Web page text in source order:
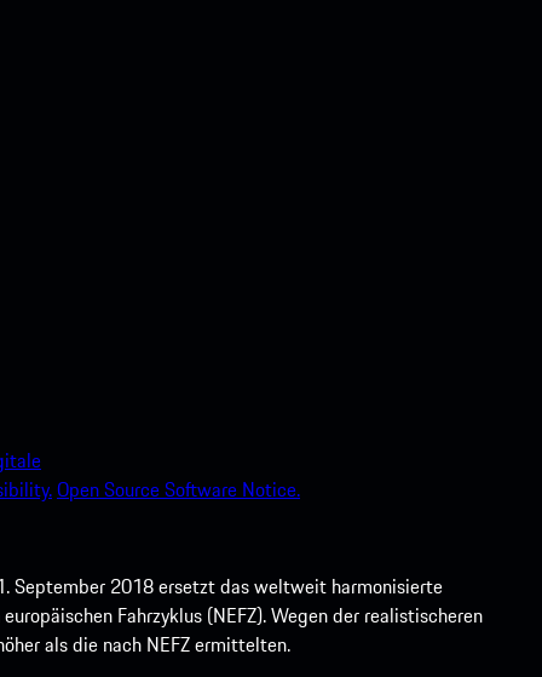
Open Source Software Notice.
September 2018 ersetzt das weltweit harmonisierte
Fahrzyklus (NEFZ). Wegen der realistischeren
als die nach NEFZ ermittelten.